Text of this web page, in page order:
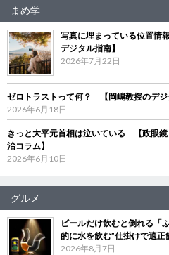
まめ学
写真に埋まっている位置情
デジタル指南】
2026年7月22日
ゼロトラストって何？ 【岡嶋教授のデジ
2026年6月18日
きっと大平元首相は泣いている 【政眼
治コラム】
2026年6月10日
グルメ
ビールだけ飲むと倒れる「
的に水を飲む”仕掛けで適正
2026年8月7日